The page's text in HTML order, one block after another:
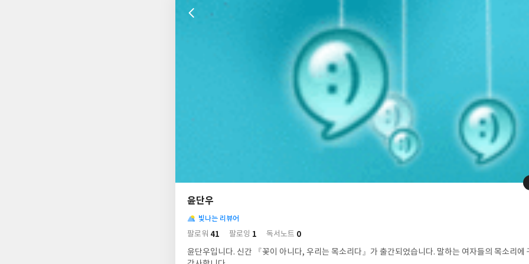
윤단우
님
의
사
락
빛나는 리뷰어
팔로워 41 팔로잉 1 독서노트 0
윤단우입니다. 신간 『꽃이 아니다, 우리는 목소리다』가 출간되었습니다. 말하는 여자들의 목소리에